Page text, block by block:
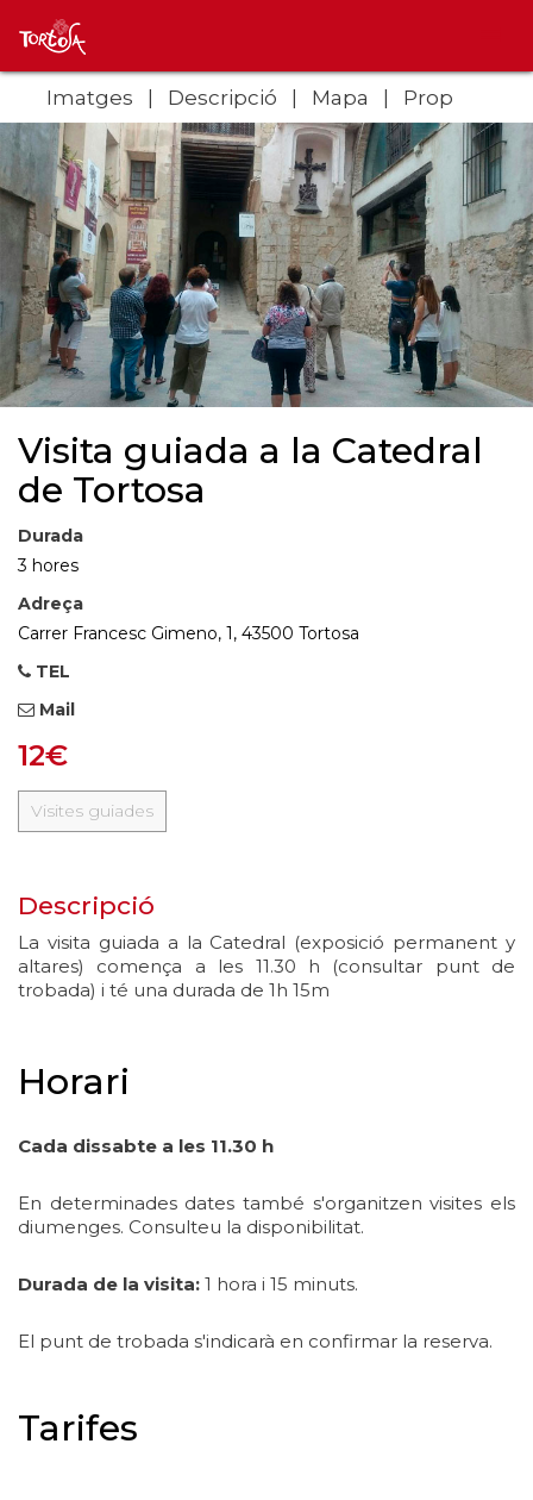
Imatges Descripció Mapa Prop
Visita guiada a la Catedral
de Tortosa
Durada
3 hores
Adreça
Carrer Francesc Gimeno, 1, 43500 Tortosa
TEL
Mail
12€
Visites guiades
Descripció
La visita guiada a la Catedral (exposició permanent y
altares) comença a les 11.30 h (consultar punt de
trobada) i té una durada de 1h 15m
Horari
Cada dissabte a les 11.30 h
En determinades dates també s'organitzen visites els
diumenges. Consulteu la disponibilitat.
Durada de la visita: 1 hora i 15 minuts.
El punt de trobada s'indicarà en confirmar la reserva.
Tarifes